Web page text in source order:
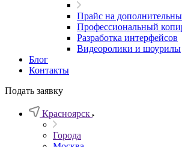
Прайс на
Профессиональный
Разработка интерфейсов
Видеоролики и шоурилы
Блог
Контакты
Подать заявку
Красноярск
Города